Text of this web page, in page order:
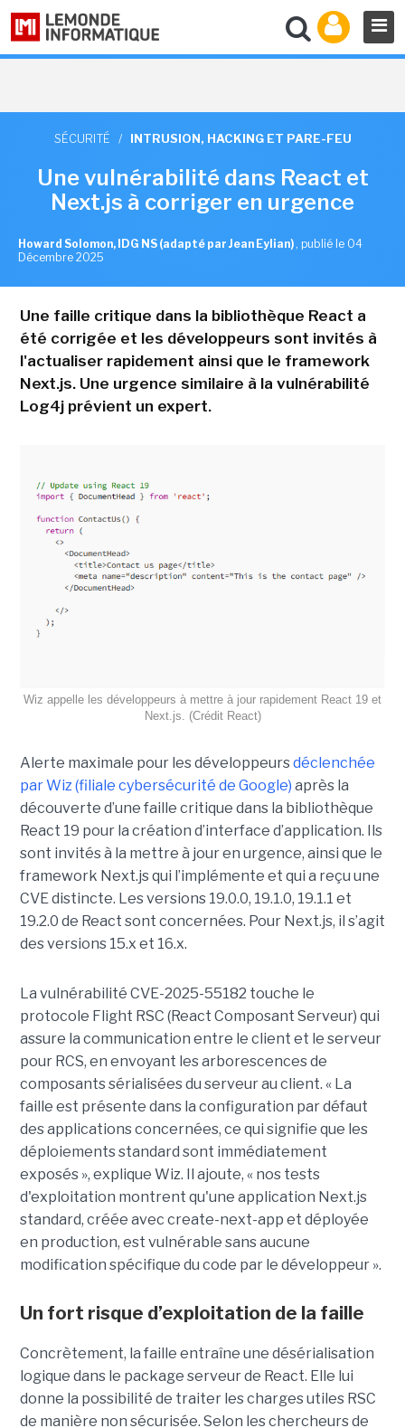
SÉCURITÉ / INTRUSION, HACKING ET PARE-FEU
Une vulnérabilité dans React et
Next.js à corriger en urgence
Howard Solomon, IDG NS (adapté par Jean Eylian) , publié le 04
Décembre 2025
Une faille critique dans la bibliothèque React a
été corrigée et les développeurs sont invités à
l'actualiser rapidement ainsi que le framework
Next.js. Une urgence similaire à la vulnérabilité
Log4j prévient un expert.
Wiz appelle les développeurs à mettre à jour rapidement React 19 et
Next.js. (Crédit React)
Alerte maximale pour les développeursdéclenchée
par Wiz (filiale cybersécurité de Google) après la
découverte d’une faille critique dans la bibliothèque
React 19 pour la création d’interface d’application. Ils
sont invités à la mettre à jour en urgence, ainsi que le
framework Next.js qui l’implémente et qui a reçu une
CVE distincte. Les versions 19.0.0, 19.1.0, 19.1.1 et
19.2.0 de React sont concernées. Pour Next.js, il s’agit
des versions 15.x et 16.x.
La vulnérabilité CVE-2025-55182 touche le
protocole Flight RSC (React Composant Serveur) qui
assure la communication entre le client et le serveur
pour RCS, en envoyant les arborescences de
composants sérialisées du serveur au client. « La
faille est présente dans la configuration par défaut
des applications concernées, ce qui signifie que les
déploiements standard sont immédiatement
exposés », explique Wiz. Il ajoute, « nos tests
d'exploitation montrent qu'une application Next.js
standard, créée avec create-next-app et déployée
en production, est vulnérable sans aucune
modification spécifique du code par le développeur ».
Un fort risque d’exploitation de la faille
Concrètement, la faille entraîne une désérialisation
logique dans le package serveur de React. Elle lui
donne la possibilité de traiter les charges utiles RSC
de manière non sécurisée. Selon les chercheurs de